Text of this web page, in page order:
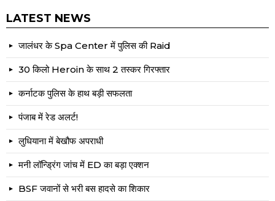
LATEST NEWS
जालंधर के Spa Center में पुलिस की Raid
30 किलो Heroin के साथ 2 तस्कर गिरफ्तार
कर्नाटक पुलिस के हाथ बड़ी सफलता
पंजाब में रेड अलर्ट!
लुधियाना में बेखौफ अपराधी
मनी लॉन्ड्रिंग जांच में ED का बड़ा एक्शन
BSF जवानों से भरी बस हादसे का शिकार